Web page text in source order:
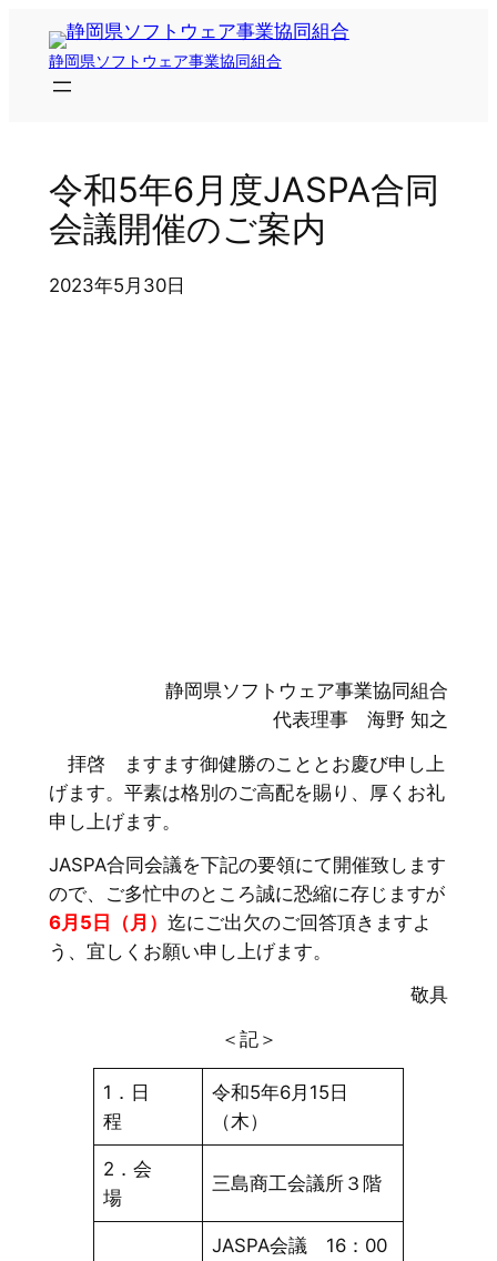
静岡県ソフトウェア事業協同組合
令和5年6月度JASPA合同
会議開催のご案内
2023年5月30日
静岡県ソフトウェア事業協同組合
代表理事 海野 知之
拝啓 ますます御健勝のこととお慶び申し上
げます。平素は格別のご高配を賜り、厚くお礼
申し上げます。
JASPA合同会議を下記の要領にて開催致します
ので、ご多忙中のところ誠に恐縮に存じますが
6月5日（月） 迄にご出欠のご回答頂きますよ
う、宜しくお願い申し上げます。
敬具
＜記＞
1．日
程
令和5年6月15日
（木）
2．会
場
三島商工会議所３階
JASPA会議 16：00